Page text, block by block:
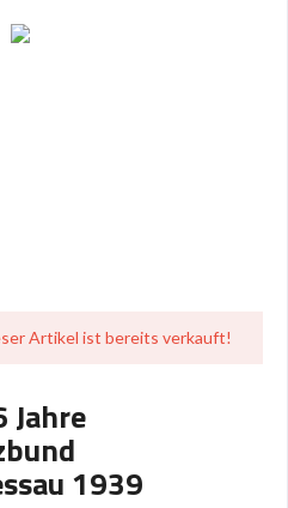
Artikel ist bereits verkauft!
Jahre
1939